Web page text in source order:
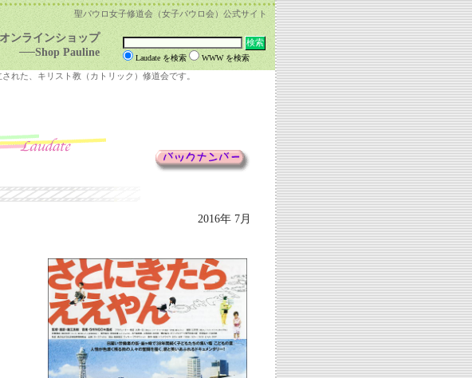
聖パウロ女子修道会（女子パウロ会）公式サイト
オンラインショップ
──Shop Pauline
Laudate を検索 WWW を検索
れた、キリスト教（カトリック）修道会です。
2016年 7月